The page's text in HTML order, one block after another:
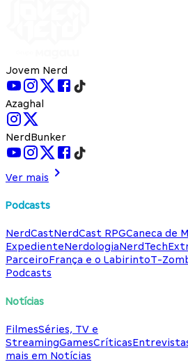
Jovem Nerd
Azaghal
NerdBunker
Ver mais
Podcasts
NerdCastNerdCast RPGCaneca de
ExpedienteNerdologiaNerdTech
ParceiroFrança e o LabirintoT-
Podcasts
Notícias
FilmesSéries, TV e
StreamingGamesCríticas
mais em Notícias